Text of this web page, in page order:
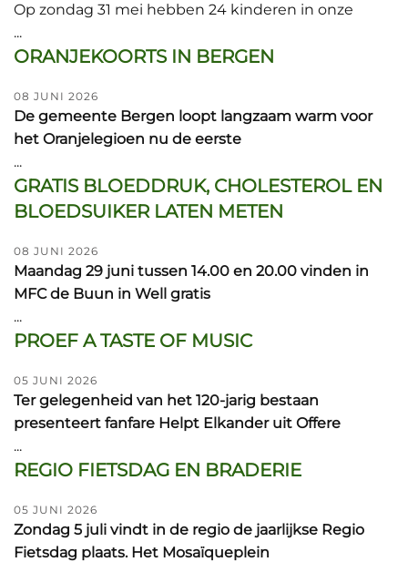
Op zondag 31 mei hebben 24 kinderen in onze
...
ORANJEKOORTS IN BERGEN
08 JUNI 2026
De gemeente Bergen loopt langzaam warm voor
het Oranjelegioen nu de eerste
...
GRATIS BLOEDDRUK, CHOLESTEROL EN
BLOEDSUIKER LATEN METEN
08 JUNI 2026
Maandag 29 juni tussen 14.00 en 20.00 vinden in
MFC de Buun in Well gratis
...
PROEF A TASTE OF MUSIC
05 JUNI 2026
Ter gelegenheid van het 120-jarig bestaan
presenteert fanfare Helpt Elkander uit Offere
...
REGIO FIETSDAG EN BRADERIE
05 JUNI 2026
Zondag 5 juli vindt in de regio de jaarlijkse Regio
Fietsdag plaats. Het Mosaïqueplein